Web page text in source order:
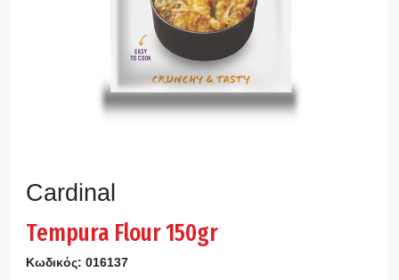
Cardinal
Tempura Flour 150gr
Κωδικός: 016137